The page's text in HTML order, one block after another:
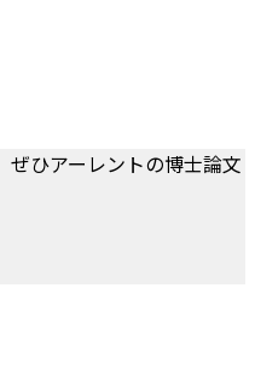
ぜひアーレントの博士論文